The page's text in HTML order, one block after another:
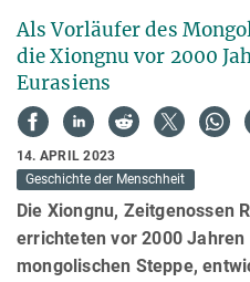
Als Vorläufer des
die Xiongnu vor 2000
Eurasiens
14. APRIL 2023
Geschichte der Menschheit
Die Xiongnu, Zeitgenossen
errichteten vor 2000
mongolischen Steppe,